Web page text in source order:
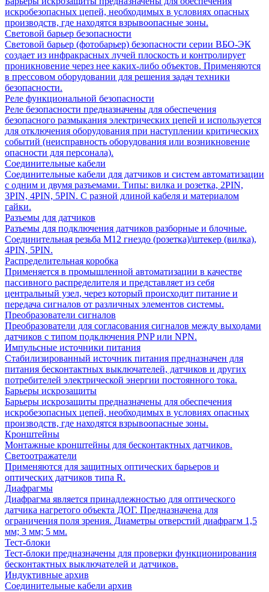
искробезопасных цепей, необходимых в условиях опасных
производств, где находятся взрывоопасные зоны.
Световой барьер безопасности
Световой барьер (фотобарьер) безопасности серии ВБО-ЭК
создает из инфракрасных лучей плоскость и контролирует
проникновение через нее каких-либо объектов. Применяются
в прессовом оборудовании для решения задач техники
безопасности.
Реле функциональной безопасности
Реле безопасности предназначены для обеспечения
безопасного размыкания электрических цепей и используется
для отключения оборудования при наступлении критических
событий (неисправность оборудования или возникновение
опасности для персонала).
Соединительные кабели
Соединительные кабели для датчиков и систем автоматизации
с одним и двумя разъемами. Типы: вилка и розетка, 2PIN,
3PIN, 4PIN, 5PIN. С разной длиной кабеля и материалом
гайки.
Разъемы для датчиков
Разъемы для подключения датчиков разборные и блочные.
Соединительная резьба М12 гнездо (розетка)/штекер (вилка),
4PIN, 5PIN.
Распределительная коробка
Применяется в промышленной автоматизации в качестве
пассивного распределителя и представляет из себя
центральный узел, через который происходит питание и
передача сигналов от различных элементов системы.
Преобразователи сигналов
Преобразователи для согласования сигналов между выходами
датчиков с типом подключения PNP или NPN.
Импульсные источники питания
Стабилизированный источник питания предназначен для
питания бесконтактных выключателей, датчиков и других
потребителей электрической энергии постоянного тока.
Барьеры искрозащиты
Барьеры искрозащиты предназначены для обеспечения
искробезопасных цепей, необходимых в условиях опасных
производств, где находятся взрывоопасные зоны.
Кронштейны
Монтажные кронштейны для бесконтактных датчиков.
Светоотражатели
Применяются для защитных оптических барьеров и
оптических датчиков типа R.
Диафрагмы
Диафрагма является принадлежностью для оптического
датчика нагретого объекта ДОГ. Предназначена для
ограничения поля зрения. Диаметры отверстий диафрагм 1,5
мм; 3 мм; 5 мм.
Тест-блоки
Тест-блоки предназначены для проверки функционирования
бесконтактных выключателей и датчиков.
Индуктивные архив
Соединительные кабели архив